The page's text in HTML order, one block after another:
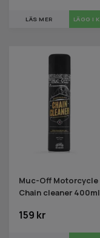
LÄS MER
Muc-Off Motorcycle
Chain cleaner 400ml
159 kr